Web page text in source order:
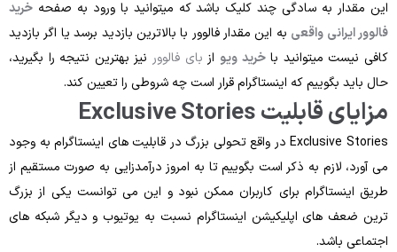
این مقدار به سادگی چند کلیک باشد که میتوانید با ورود به صفحه خرید
فالوور ایرانی واقعی به این مقدار فالوور با بالاترین بازدید برسد یا اگر بازدید
کافی نیست میتوانید باخرید ویو از بای فالوور نیز بهترین نتیجه را بگیرید،
حال باید بگوییم که اینستاگرام قرار است چه شروطی را تعیین کند.
مزایای قابلیت Exclusive Stories
Exclusive Stories در واقع تحولی بزرگ در قابلیت‌ های اینستاگرام به وجود
می ‌آورد، لازم به ذکر است بگوییم تا به امروز درآمدزایی به‌ صورت مستقیم از
طریق اینستاگرام برای کاربران ممکن نبود و این می ‌توانست یکی از بزرگ‌
ترین ضعف ‌های اپلیکیشن اینستاگرام نسبت ‌به یوتیوب و دیگر شبکه ‌های
اجتماعی باشد.